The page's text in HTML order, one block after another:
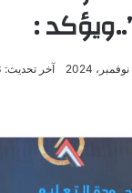
:
آخر تحديث: 3 نوفمبر، 2024